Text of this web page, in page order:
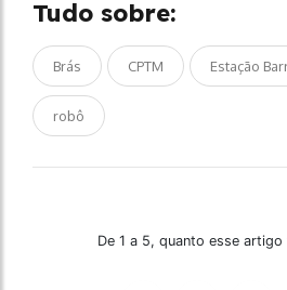
Tudo sobre:
Brás CPTM Estação
robô
De 1 a 5, quanto esse